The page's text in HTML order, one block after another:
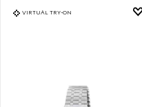
VIRTUAL TRY-ON